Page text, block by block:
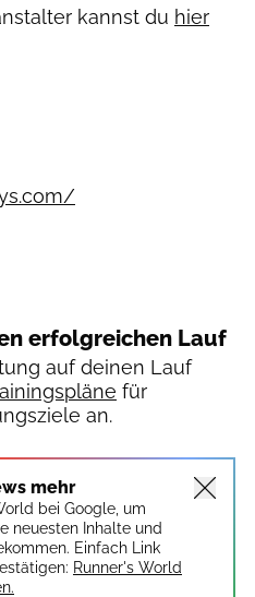
kannst du hier
erfolgreichen Lauf
auf deinen Lauf
für
an.
mehr
bei Google, um
neuesten Inhalte und
Einfach Link
Runner's World